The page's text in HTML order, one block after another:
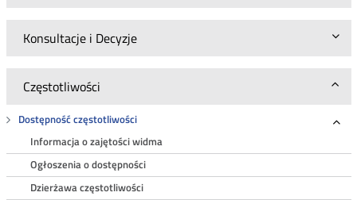
Konsultacje i Decyzje
Częstotliwości
Dostępność częstotliwości
Informacja o zajętości widma
Ogłoszenia o dostępności
Dzierżawa częstotliwości